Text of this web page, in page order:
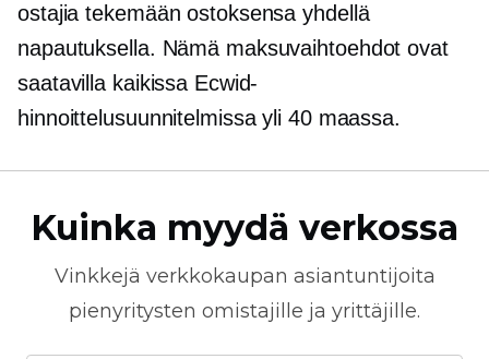
ostajia tekemään ostoksensa yhdellä
napautuksella. Nämä maksuvaihtoehdot ovat
saatavilla kaikissa Ecwid-
hinnoittelusuunnitelmissa yli 40 maassa.
Kuinka myydä verkossa
Vinkkejä verkkokaupan asiantuntijoita
pienyritysten omistajille ja yrittäjille.